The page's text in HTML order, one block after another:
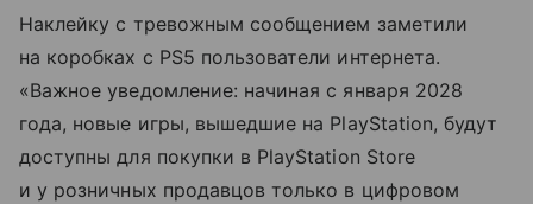
Наклейку с тревожным сообщением заметили
на коробках с PS5 пользователи интернета.
«Важное уведомление: начиная с января 2028
года, новые игры, вышедшие на PlayStation, будут
доступны для покупки в PlayStation Store
и у розничных продавцов только в цифровом